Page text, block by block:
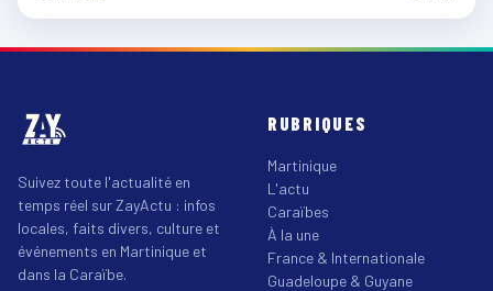
Suivez toute l'actualité en
temps réel sur ZayActu : infos
locales, faits divers, culture et
événements en Martinique et
dans la Caraïbe.
RUBRIQUES
Martinique
L'actu
Caraïbes
À la une
France & Internationale
Guadeloupe & Guyane